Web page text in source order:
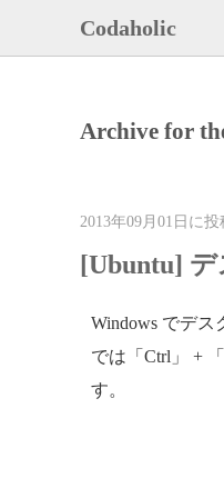
Codaholic
Archive for
2013年09月01日に投
[Ubuntu]
Windows でデス
では「Ctrl」 +
す。